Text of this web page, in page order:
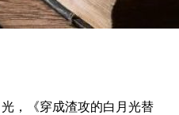
，《穿成渣攻的白月光替